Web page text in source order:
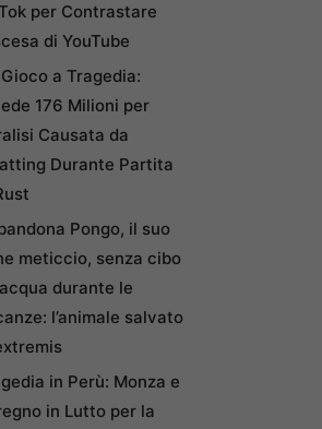
per Contrastare
di YouTube
a Tragedia:
176 Milioni per
Causata da
Durante Partita
Pongo, il suo
meticcio, senza cibo
durante le
l’animale salvato
in Perù: Monza e
in Lutto per la